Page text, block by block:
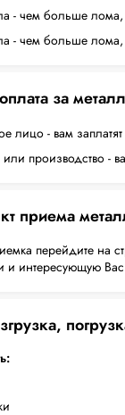
- чем больше
- чем больше
за
лицо - вам
производство -
приема
перейдите на
и интересующую Вас